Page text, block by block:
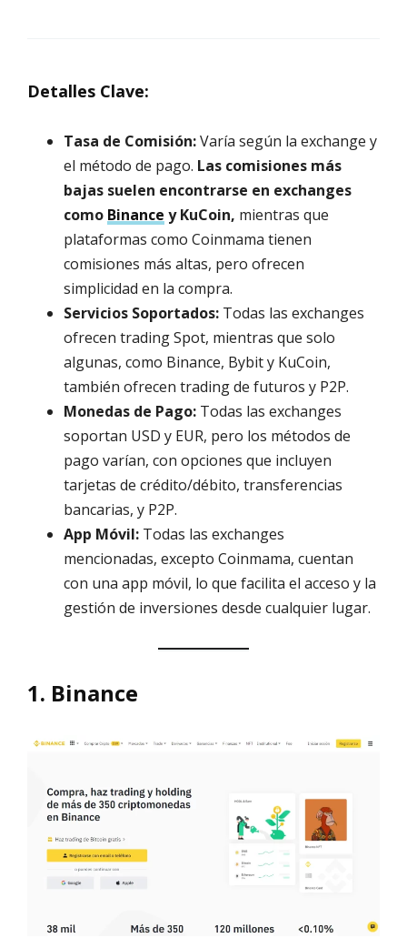
Detalles Clave:
Tasa de Comisión:Varía según la exchange y
el método de pago. Las comisiones más
bajas suelen encontrarse en exchanges
como Binance y KuCoin, mientras que
plataformas como Coinmama tienen
comisiones más altas, pero ofrecen
simplicidad en la compra.
Servicios Soportados: Todas las exchanges
ofrecen trading Spot, mientras que solo
algunas, como Binance, Bybit y KuCoin,
también ofrecen trading de futuros y P2P.
Monedas de Pago: Todas las exchanges
soportan USD y EUR, pero los métodos de
pago varían, con opciones que incluyen
tarjetas de crédito/débito, transferencias
bancarias, y P2P.
App Móvil: Todas las exchanges
mencionadas, excepto Coinmama, cuentan
con una app móvil, lo que facilita el acceso y la
gestión de inversiones desde cualquier lugar.
1. Binance